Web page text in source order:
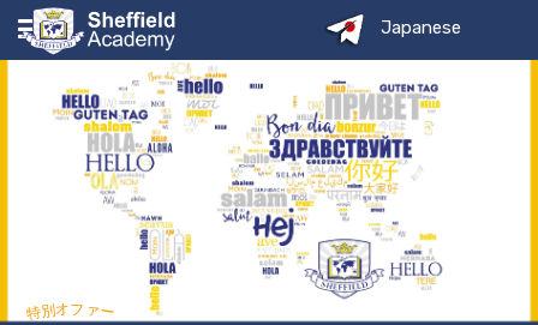
特別オファー
シェフィールド
Japanese